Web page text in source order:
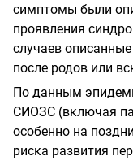
симптомы были
проявления
случаев
после родов или
По данным
СИОЗС (включая
особенно на
риска развития